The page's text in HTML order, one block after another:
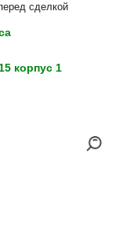
сделкой
корпус 1